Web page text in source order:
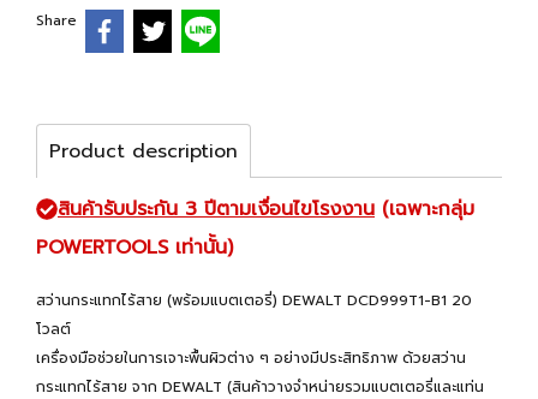
Share
Product description
สินค้ารับประกัน 3 ปีตามเงื่อนไขโรงงาน (เฉพาะกลุ่ม
POWERTOOLS เท่านั้น)
สว่านกระแทกไร้สาย (พร้อมแบตเตอรี่) DEWALT DCD999T1-B1 20
โวลต์
เครื่องมือช่วยในการเจาะพื้นผิวต่าง ๆ อย่างมีประสิทธิภาพ ด้วยสว่าน
กระแทกไร้สาย จาก DEWALT (สินค้าวางจำหน่ายรวมแบตเตอรี่และแท่น